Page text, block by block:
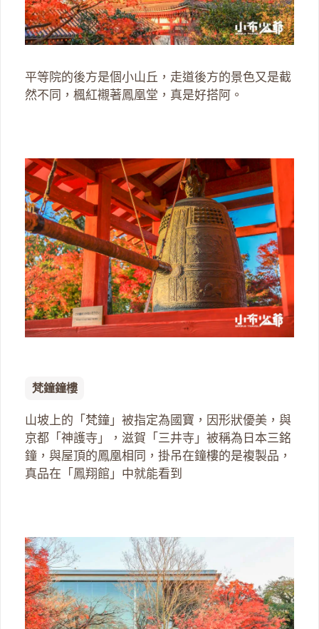
平等院的後方是個小山丘，走道後方的景色又是截
然不同，楓紅襯著鳳凰堂，真是好搭阿。
梵鐘鐘樓
山坡上的「梵鐘」被指定為國寶，因形狀優美，與
京都「神護寺」，滋賀「三井寺」被稱為日本三銘
鐘，與屋頂的鳳凰相同，掛吊在鐘樓的是複製品，
真品在「鳳翔館」中就能看到